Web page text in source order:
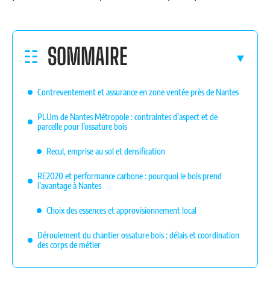
SOMMAIRE
Contreventement et assurance en zone ventée près de Nantes
PLUm de Nantes Métropole : contraintes d’aspect et de
parcelle pour l’ossature bois
Recul, emprise au sol et densification
RE2020 et performance carbone : pourquoi le bois prend
l’avantage à Nantes
Choix des essences et approvisionnement local
Déroulement du chantier ossature bois : délais et coordination
des corps de métier